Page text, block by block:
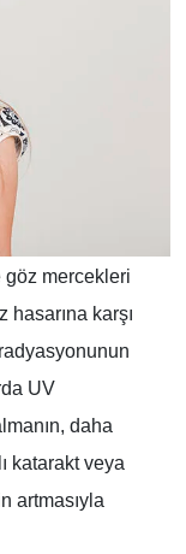
mercekleri
karşı
UV
daha
katarakt veya
artmasıyla